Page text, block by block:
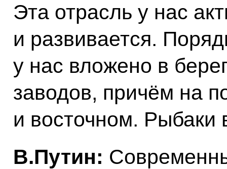
Эта отрасль у нас
и развивается.
у нас вложено в
заводов, причём на
и восточном. Рыбаки
В.Путин: